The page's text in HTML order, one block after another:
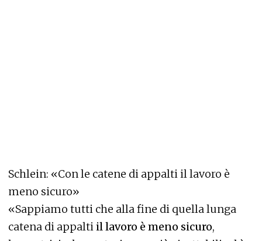
Schlein: «Con le catene di appalti il lavoro è
meno sicuro»
«Sappiamo tutti che alla fine di quella lunga
catena di appalti il lavoro è meno sicuro,